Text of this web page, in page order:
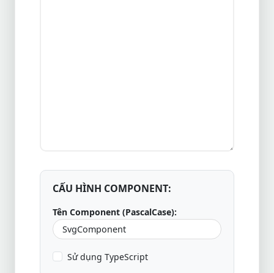
CẤU HÌNH COMPONENT:
Tên Component (PascalCase):
Sử dụng TypeScript